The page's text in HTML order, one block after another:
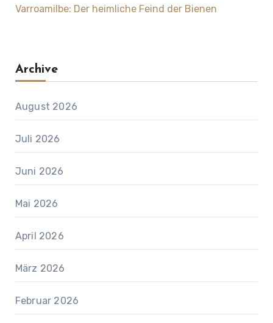
Varroamilbe: Der heimliche Feind der Bienen
Archive
August 2026
Juli 2026
Juni 2026
Mai 2026
April 2026
März 2026
Februar 2026